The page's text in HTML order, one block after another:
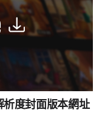
度封面版本網址